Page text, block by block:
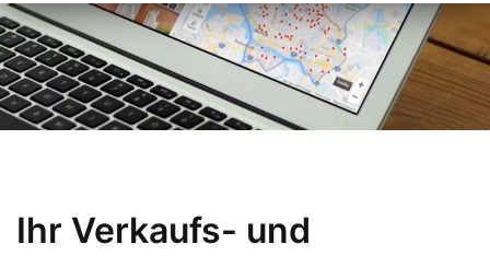
Ihr Verkaufs- und